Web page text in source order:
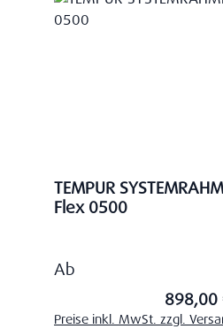
TEMPUR
Flex 0500
Regulärer Preis:
Ab
898,00
Preise inkl. MwSt. zzgl.